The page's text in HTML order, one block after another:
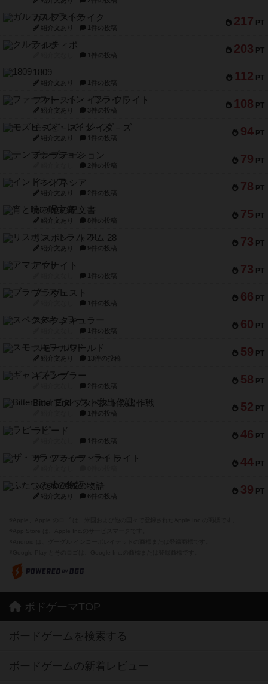
217 PT
ガルフストライク
紹介文あり 1件の投稿
203 PT
クルティボ
1件の投稿
112 PT
1809
紹介文あり 1件の投稿
108 PT
ファースト・イン・フライト
紹介文あり 3件の投稿
94 PT
モズビ－ズ・レイダ－ズ
紹介文あり 1件の投稿
79 PT
テンプテーション
2件の投稿
78 PT
インドネシア
紹介文あり 2件の投稿
75 PT
宵と暁の呪文書
紹介文あり 8件の投稿
73 PT
リスボン・トラム 28
紹介文あり 9件の投稿
73 PT
アマナイト
1件の投稿
66 PT
ブラヴェスト
1件の投稿
60 PT
スペクタキュラー
1件の投稿
59 PT
スモールワールド
紹介文あり 13件の投稿
58 PT
ギャンブラー
2件の投稿
52 PT
Bitter End ブタペスト救出作戦
1件の投稿
46 PT
ラピード
1件の投稿
44 PT
ザ・フラッフィー・ライト
39 PT
ふたつの城の物語
紹介文あり 6件の投稿
ボドゲーマTOP
ボードゲームを検索する
ボードゲームの新着レビュー